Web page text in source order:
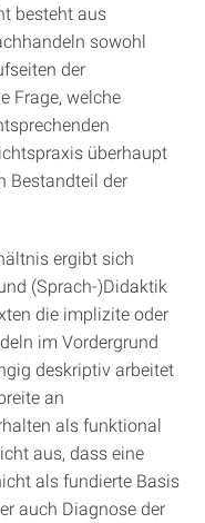
besteht aus
sowohl
der
Frage, welche
überhaupt
Bestandteil der
ergibt sich
(Sprach-)Didaktik
die implizite oder
im Vordergrund
deskriptiv arbeitet
an
als funktional
aus, dass eine
als fundierte Basis
auch Diagnose der